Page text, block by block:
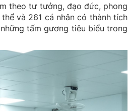
theo tư tưởng, đạo đức, phong
và 261 cá nhân có thành tích
tấm gương tiêu biểu trong